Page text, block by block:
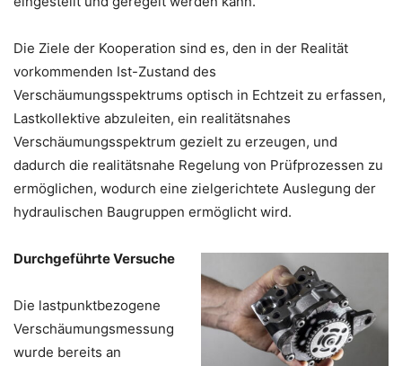
Die Ziele der Kooperation sind es, den in der Realität
vorkommenden Ist-Zustand des
Verschäumungsspektrums optisch in Echtzeit zu erfassen,
Lastkollektive abzuleiten, ein realitätsnahes
Verschäumungsspektrum gezielt zu erzeugen, und
dadurch die realitätsnahe Regelung von Prüfprozessen zu
ermöglichen, wodurch eine zielgerichtete Auslegung der
hydraulischen Baugruppen ermöglicht wird.
Durchgeführte Versuche
Die lastpunktbezogene
Verschäumungsmessung
wurde bereits an